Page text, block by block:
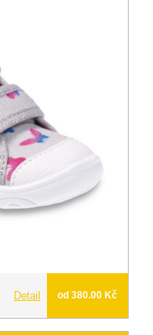
Detail od 380.00 Kč